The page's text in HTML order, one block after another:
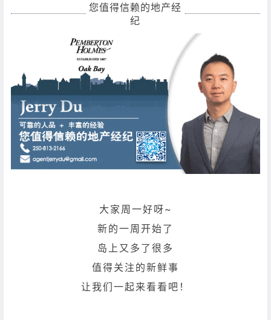
您值得信赖的地产经
纪
大家周一好呀~
新的一周开始了
岛上又多了很多
值得关注的新鲜事
让我们一起来看看吧！